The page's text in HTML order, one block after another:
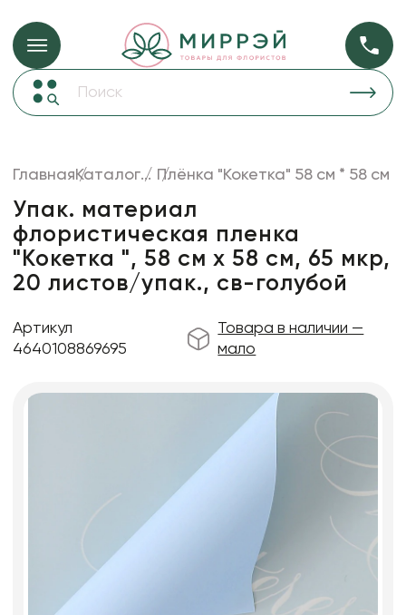
Упаковка для цветов и подарков Упаковка для
прозрачная
Сухоцветы
Лента
Пакеты для цветов и подарков
ГлавнаяКаталог... Плёнка "Кокетка" 58 см * 58 см
Упак. материал
флористическая пленка
"Кокетка ", 58 см х 58 см, 65 мкр,
20 листов/упак., св-голубой
Артикул
4640108869695
Товара в наличии —
мало